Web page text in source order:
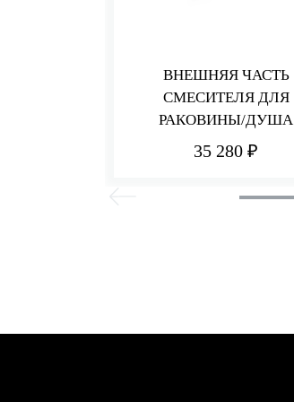
ВНЕШНЯЯ ЧАСТЬ
СМЕСИТЕЛЯ ДЛЯ
РАКОВИНЫ/ДУША
PICCADILLY
35 280 ₽